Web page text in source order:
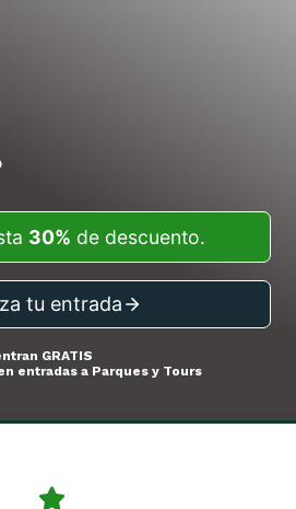
30% de descuento.
tu entrada
GRATIS
entradas a Parques y Tours